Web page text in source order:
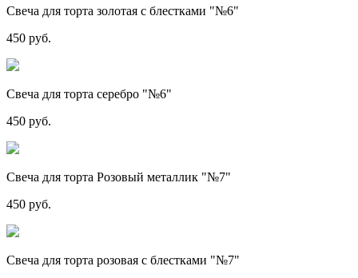
Свеча для торта золотая с блестками "№6"
450 руб.
Свеча для торта серебро "№6"
450 руб.
Свеча для торта Розовый металлик "№7"
450 руб.
Свеча для торта розовая с блестками "№7"